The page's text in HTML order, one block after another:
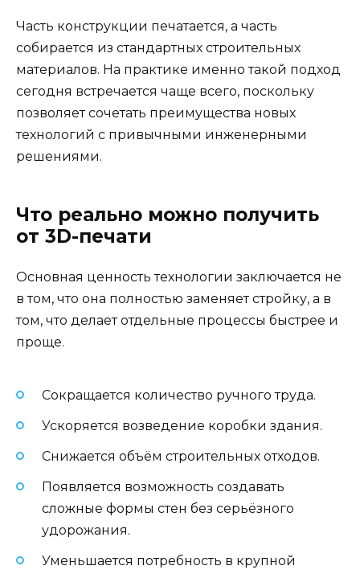
Часть конструкции печатается, а часть
собирается из стандартных строительных
материалов. На практике именно такой подход
сегодня встречается чаще всего, поскольку
позволяет сочетать преимущества новых
технологий с привычными инженерными
решениями.
Что реально можно получить
от 3D-печати
Основная ценность технологии заключается не
в том, что она полностью заменяет стройку, а в
том, что делает отдельные процессы быстрее и
проще.
Сокращается количество ручного труда.
Ускоряется возведение коробки здания.
Снижается объём строительных отходов.
Появляется возможность создавать
сложные формы стен без серьёзного
удорожания.
Уменьшается потребность в крупной